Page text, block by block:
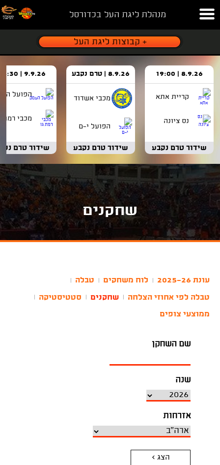
מנהלת ליגת העל בכדורסל
8.9.26 | 19:00
קריית אתא
נס ציונה
שידור טרם נקבע
8.9.26 | טרם נקבע
מכבי אשדוד
הפועל י-ם
שידור טרם נקבע
9.9.26 | 18:30
הפועל
מכבי רמת
שידור טרם
שחקנים
עונת 2025-26 לוח משחקים טבלה
טבלה לפי אחוזי הצלחה שחקנים סטטיסטיקה
ממוצעי צופים
שם השחקן
שנה
אזרחות
הצג >